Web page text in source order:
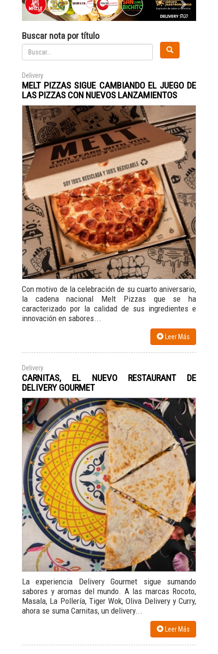
Buscar nota por título
Delivery
MELT PIZZAS SIGUE CAMBIANDO EL JUEGO DE
LAS PIZZAS CON NUEVOS LANZAMIENTOS
Con motivo de la celebración de su cuarto aniversario,
la cadena nacional Melt Pizzas que se ha
caracterizado por la calidad de sus ingredientes e
innovación en sabores...
Leer Más
Delivery
CARNITAS, EL NUEVO RESTAURANT DE
DELIVERY GOURMET
La experiencia Delivery Gourmet sigue sumando
sabores y aromas del mundo. A las marcas Rocoto,
Masala, La Pollería, Tiger Wok, Oliva Delivery y Curry,
ahora se suma Carnitas, un delivery...
Leer Más